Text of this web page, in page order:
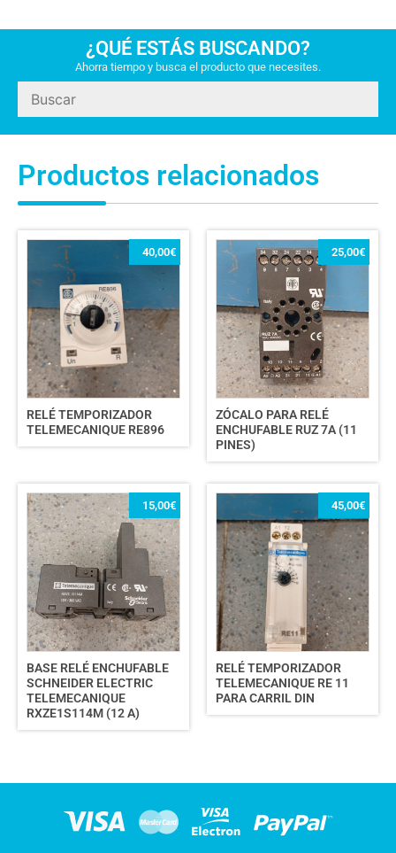
¿QUÉ ESTÁS BUSCANDO?
Ahorra tiempo y busca el producto que necesites.
Productos relacionados
RELÉ TEMPORIZADOR
TELEMECANIQUE RE896
40,00€
ZÓCALO PARA RELÉ
ENCHUFABLE RUZ 7A (11
PINES)
25,00€
BASE RELÉ ENCHUFABLE
SCHNEIDER ELECTRIC
TELEMECANIQUE
RXZE1S114M (12 A)
15,00€
RELÉ TEMPORIZADOR
TELEMECANIQUE RE 11
PARA CARRIL DIN
45,00€